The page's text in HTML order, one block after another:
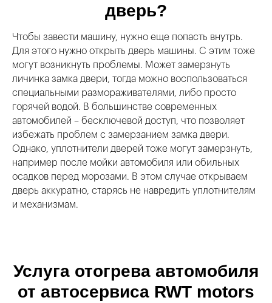
дверь?
Чтобы завести машину, нужно еще попасть внутрь.
Для этого нужно открыть дверь машины. С этим тоже
могут возникнуть проблемы. Может замерзнуть
личинка замка двери, тогда можно воспользоваться
специальными размораживателями, либо просто
горячей водой. В большинстве современных
автомобилей – бесключевой доступ, что позволяет
избежать проблем с замерзанием замка двери.
Однако, уплотнители дверей тоже могут замерзнуть,
например после мойки автомобиля или обильных
осадков перед морозами. В этом случае открываем
дверь аккуратно, старясь не навредить уплотнителям
и механизмам.
Услуга отогрева автомобиля
от автосервиса RWT motors